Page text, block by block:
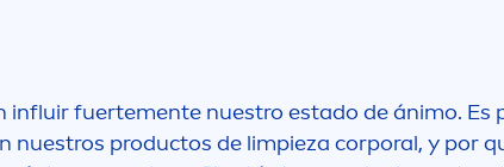
influir fuertemente nuestro estado de ánimo. Es
nuestros productos de limpieza corporal, y por